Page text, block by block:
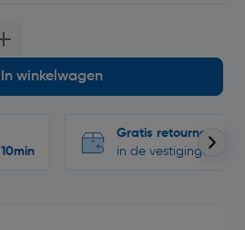
In winkelwagen
10min
Gratis retourneren
in de vestigingen